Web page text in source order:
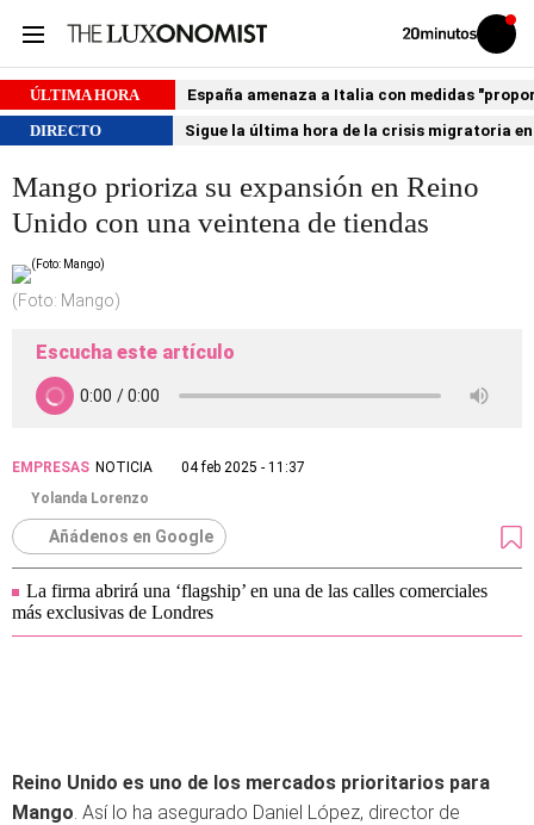
Volver
Iniciar
sesión
ÚLTIMA HORA
España amenaza a Italia con medidas
DIRECTO
Sigue la última hora de la crisis migratoria
Mango prioriza su expansión en Reino
Unido con una veintena de tiendas
(Foto: Mango)
Escucha este artículo
EMPRESAS NOTICIA
04 feb 2025 - 11:37
Yolanda Lorenzo
Añádenos en Google
La firma abrirá una ‘flagship’ en una de las calles comerciales
más exclusivas de Londres
Reino Unido es uno de los mercados prioritarios para
Mango. Así lo ha asegurado Daniel López, director de